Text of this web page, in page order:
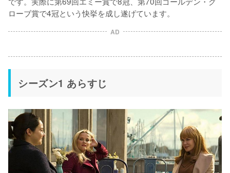
ローブ賞で4冠という快挙を成し遂げています。
AD
シーズン1 あらすじ